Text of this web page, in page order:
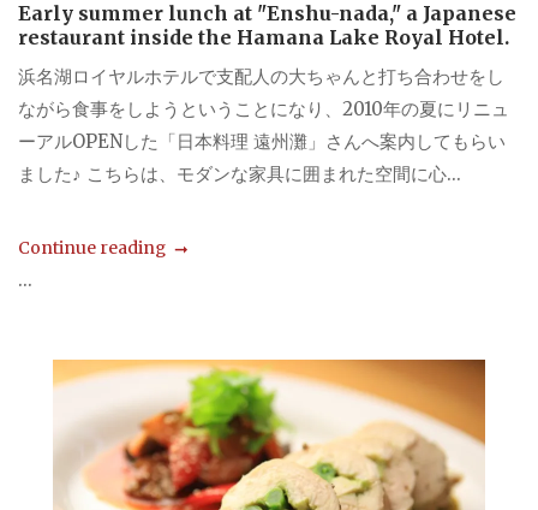
Early summer lunch at "Enshu-nada," a Japanese
restaurant inside the Hamana Lake Royal Hotel.
浜名湖ロイヤルホテルで支配人の大ちゃんと打ち合わせをし
ながら食事をしようということになり、2010年の夏にリニュ
ーアルOPENした「日本料理 遠州灘」さんへ案内してもらい
ました♪ こちらは、モダンな家具に囲まれた空間に心...
Continue reading
...